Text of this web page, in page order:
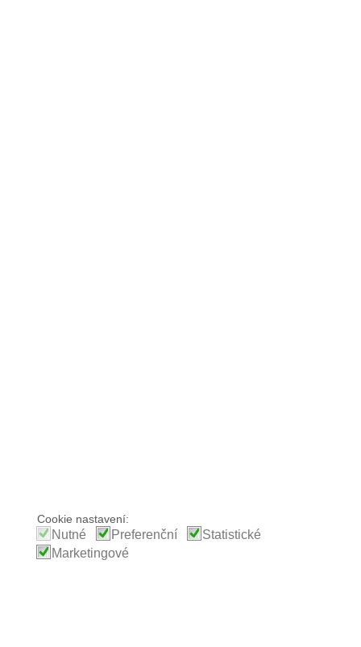
Cookie nastavení:
Nutné Preferenční
Statistické
Marketingové